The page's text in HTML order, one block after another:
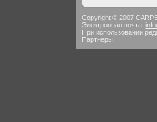
Copyright © 2007
Электронная почта:
При использовании
Партнеры: